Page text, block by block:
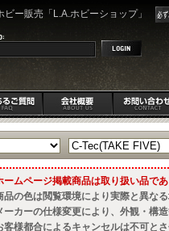
ー販売「L.A.ホビーショップ」
ームページ掲載商品は取り扱い品で
品の色は閲覧環境により実際と異なる
ーカーの仕様変更により、外観・構
客様都合によるキャンセルは不可と